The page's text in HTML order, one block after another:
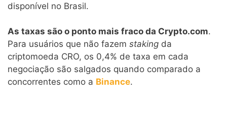
disponível no Brasil.
As taxas são o ponto mais fraco da Crypto.com.
Para usuários que não fazem staking da
criptomoeda CRO, os 0,4% de taxa em cada
negociação são salgados quando comparado a
concorrentes como a Binance.